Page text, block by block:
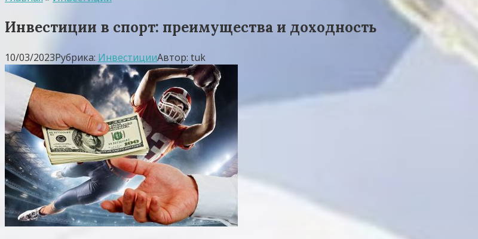
Инвестиции в спорт: преимущества и доходность
10/03/2023Рубрика: ИнвестицииАвтор: tuk